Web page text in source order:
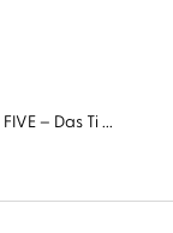
– Das Ti ...